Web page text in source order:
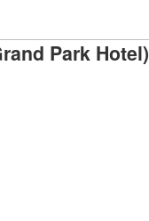
Park Hotel)